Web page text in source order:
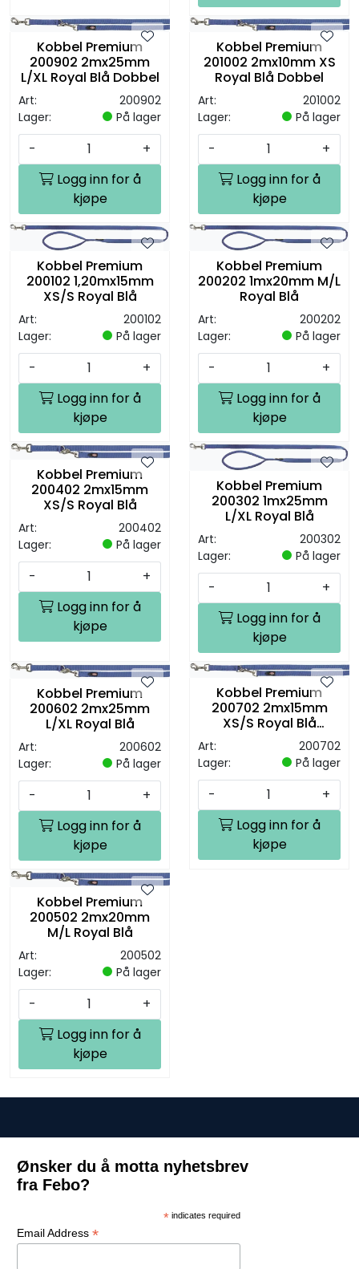
Kobbel Premium
200902 2mx25mm
L/XL Royal Blå Dobbel
Art:
200902
Lager:
På lager
-
+
Logg inn for å
kjøpe
Kobbel Premium
201002 2mx10mm XS
Royal Blå Dobbel
Art:
201002
Lager:
På lager
-
+
Logg inn for å
kjøpe
Kobbel Premium
200102 1,20mx15mm
XS/S Royal Blå
Art:
200102
Lager:
På lager
-
+
Logg inn for å
kjøpe
Kobbel Premium
200202 1mx20mm M/L
Royal Blå
Art:
200202
Lager:
På lager
-
+
Logg inn for å
kjøpe
Kobbel Premium
200402 2mx15mm
XS/S Royal Blå
Art:
200402
Lager:
På lager
-
+
Logg inn for å
kjøpe
Kobbel Premium
200302 1mx25mm
L/XL Royal Blå
Art:
200302
Lager:
På lager
-
+
Logg inn for å
kjøpe
Kobbel Premium
200602 2mx25mm
L/XL Royal Blå
Art:
200602
Lager:
På lager
-
+
Logg inn for å
kjøpe
Kobbel Premium
200702 2mx15mm
XS/S Royal Blå
Art:
200702
Lager:
På lager
-
+
Logg inn for å
kjøpe
Kobbel Premium
200502 2mx20mm
M/L Royal Blå
Art:
200502
Lager:
På lager
-
+
Logg inn for å
kjøpe
Ønsker du å motta nyhetsbrev
fra Febo?
* indicates required
Email Address *